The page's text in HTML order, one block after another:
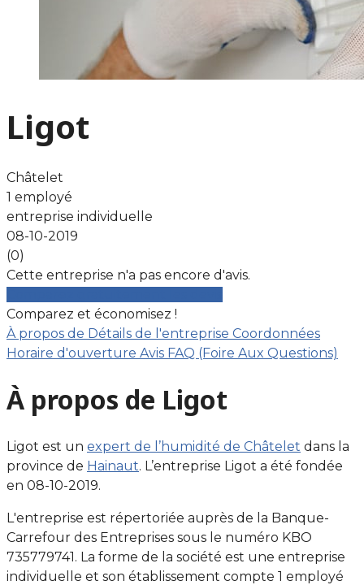
Ligot
Châtelet
1 employé
entreprise individuelle
08-10-2019
(0)
Cette entreprise n'a pas encore d'avis.
Comparez et économisez !
À propos de Détails de l'entreprise Coordonnées
Horaire d'ouverture Avis FAQ (Foire Aux Questions)
À propos de Ligot
Ligot est un expert de l’humidité de Châtelet dans la
province de Hainaut. L’entreprise Ligot a été fondée
en 08-10-2019.
L'entreprise est répertoriée auprès de la Banque-
Carrefour des Entreprises sous le numéro KBO
735779741. La forme de la société est une entreprise
individuelle et son établissement compte 1 employé